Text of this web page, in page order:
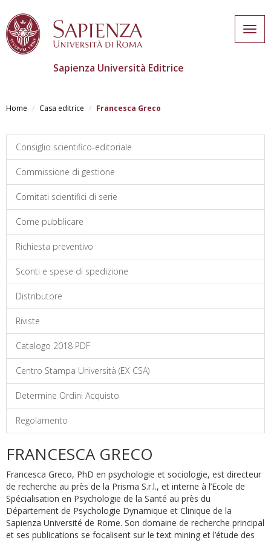
contenuto
Sapienza Università Editrice
Home Casa editrice Francesca Greco
Consiglio scientifico-editoriale
Commissione di gestione
Comitati scientifici di serie
Come pubblicare
Richiesta preventivo
Sconti e spese di spedizione
Distributore
Riviste
Catalogo 2018 PDF
Centro Stampa Università (EX CSA)
Determine Ordini Acquisto
Regolamento
FRANCESCA GRECO
Francesca Greco, PhD en psychologie et sociologie, est directeur
de recherche au près de la Prisma S.r.l., et interne à l’Ecole de
Spécialisation en Psychologie de la Santé au près du
Département de Psychologie Dynamique et Clinique de la
Sapienza Université de Rome. Son domaine de recherche principal
et ses publications se focalisent sur le text mining et l’étude des